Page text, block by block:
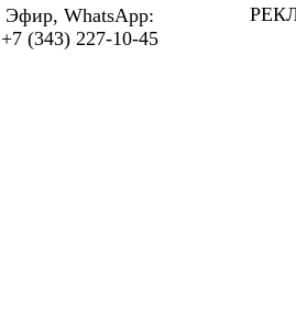
Эфир, WhatsApp:
+7 (343) 227-10-45